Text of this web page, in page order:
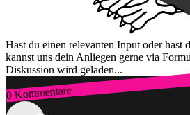
Hast du einen relevanten Input oder hast
kannst uns dein Anliegen gerne via
Diskussion wird geladen...
0 Kommentare
Zum Login